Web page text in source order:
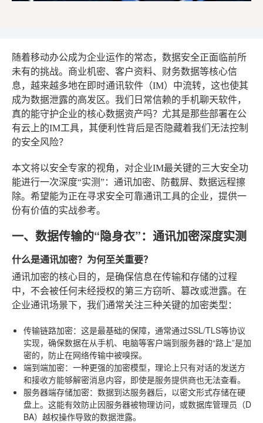
随着移动办公成为企业运作的常态，数据安全正面临前所
未有的挑战。商业机密、客户资料、财务数据等核心信
息，越来越多地在即时通讯软件（IM）中流转，这也使其
成为数据泄露的高发区。我们日常信赖的手机聊天软件，
真的能守护企业的核心数据资产吗？尤其是那些部署在公
有云上的IM工具，其便利性背后是否隐藏着我们无法控制
的安全风险？
本文将以安全专家的视角，对企业IM最关键的三大安全功
能进行一次深度“实测”：通讯加密、防截屏、数据远程擦
除。希望能为正在寻求安全可靠通讯工具的企业，提供一
份有价值的实战参考。
一、数据传输的“隐身衣”：通讯加密深度实测
什么是通讯加密？为何至关重要？
通讯加密的核心目的，是确保信息在传输和存储的过程
中，不会被任何未经授权的第三方窃听、篡改或泄露。在
企业通讯场景下，我们通常关注三种关键的加密类型：
传输链路加密：这是最基础的保障，通常通过SSL/TLS等协议
实现，确保数据在从手机、电脑等客户端到服务器的“路上”是加
密的，防止在网络传输中被嗅探。
端到端加密：一种更强的加密模型，理论上只有对话的发送方
和接收方能够解密消息内容，即使是服务提供商也无法查看。
服务器端存储加密：数据到达服务器后，以密文形式存储在硬
盘上。这能有效防止因服务器被物理访问，或数据库管理员（D
BA）越权操作导致的数据泄露。